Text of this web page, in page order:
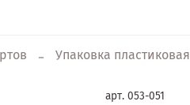
Упаковка пластиковая
арт.053-051